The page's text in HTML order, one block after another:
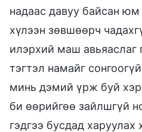
надаас давуу байсан
хүлээн зөвшөөрч
илэрхий маш авьяаслаг
тэгтэл намайг
минь дэмий үрж буй
би өөрийгөө зайлшгүй
гэдгээ бусдад харуулах